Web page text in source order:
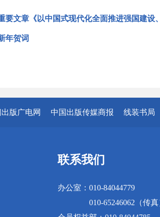
要文章《以中国式现代化全面推进强国建设
年贺词
版广电网 中国出版传媒商报 线装书局
联系我们
办公室：010-84044779
010-65246062（传真